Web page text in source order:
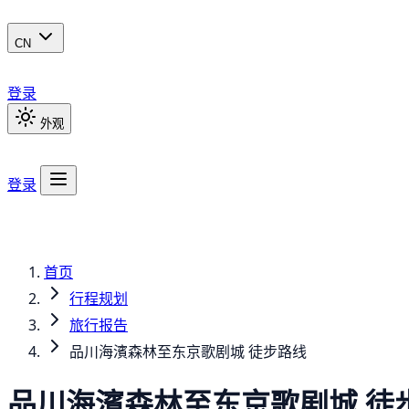
CN
登录
外观
登录
首页
行程规划
旅行报告
品川海濱森林至东京歌剧城 徒步路线